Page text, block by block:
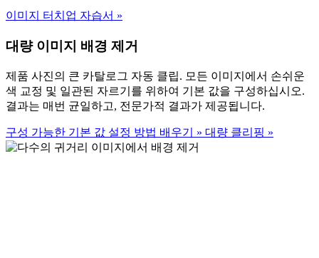
이미지 터치업 자습서 »
대량 이미지 배경 제거
제품 사진의 큰 카탈로그 자동 클립. 모든 이미지에서 손쉬운
색 교정 및 일관된 자르기를 위하여 기본 값을 구성하십시오.
결과는 매번 균일하고, 전문가적 결과가 제공됩니다.
구성 가능한 기본 값 설정 방법 배우기 » 대량 클리핑 »